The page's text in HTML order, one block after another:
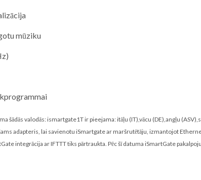
mūziku
šādās valodās: ismartgate1T ir pieejama: itāļu (IT),vācu (DE),angļu
adapteris, lai savienotu iSmartgate ar maršrutētāju, izmantojot
integrācija ar IFTTT tiks pārtraukta. Pēc šī datuma iSmartGate